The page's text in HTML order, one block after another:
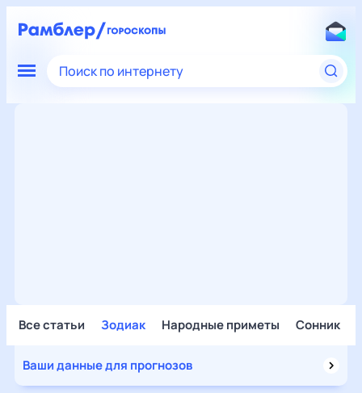
Поиск по интернету
Все статьи Зодиак Народные приметы Сонник
Ваши данные для прогнозов